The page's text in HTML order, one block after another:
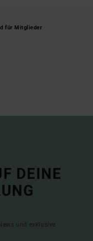
für Mitglieder
DEINE
und exklusive